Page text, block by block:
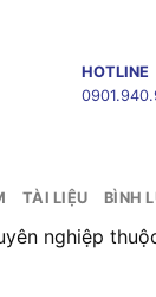
HOTLINE
TÀI LIỆU BÌNH
nghiệp